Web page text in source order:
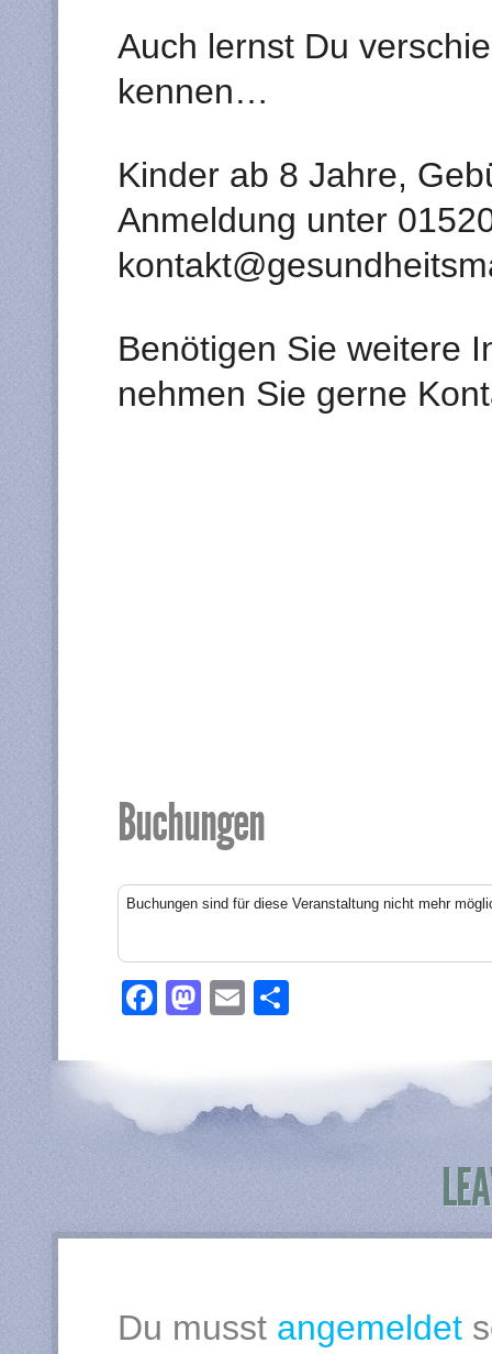
Auch lernst Du
kennen…
Kinder ab 8 Jahre,
Anmeldung unter
Benötigen Sie weitere
nehmen Sie gerne
Buchungen
Buchungen sind für diese Veranstaltung nicht mehr
Facebook
Mastodon
Email
Du musst angemeldet